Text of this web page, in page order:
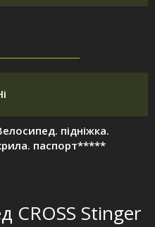
підніжка.
паспорт*****
CROSS Stinger